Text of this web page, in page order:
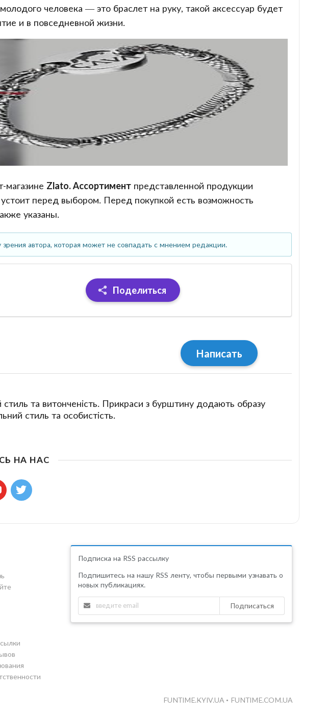
человека — это браслет на руку, такой аксессуар будет
и в повседневной жизни.
Zlato. Ассортиментпредставленной продукции
перед выбором. Перед покупкой есть возможность
указаны.
автора, которая может не совпадать с мнением редакции.
Поделиться
Написать
стиль та витонченість. Прикраси з бурштину додають образу
стиль та особистість.
НА НАС
Подписка на RSS рассылку
Подпишитесь на нашу RSS ленту, чтобы первыми узнавать о
новых публикациях.
Подписаться
FUNTIME.KYIV.UA • FUNTIME.COM.UA